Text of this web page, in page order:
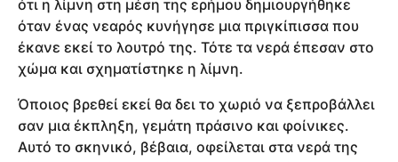
ότι η λίμνη στη μέση της ερήμου δημιουργήθηκε
όταν ένας νεαρός κυνήγησε μια πριγκίπισσα που
έκανε εκεί το λουτρό της. Τότε τα νερά έπεσαν στο
χώμα και σχηματίστηκε η λίμνη.
Όποιος βρεθεί εκεί θα δει το χωριό να ξεπροβάλλει
σαν μια έκπληξη, γεμάτη πράσινο και φοίνικες.
Αυτό το σκηνικό, βέβαια, οφείλεται στα νερά της